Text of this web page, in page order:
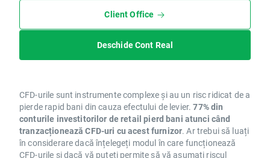
Client Office
Deschide Cont Real
CFD-urile sunt instrumente complexe și au un risc ridicat de a
pierde rapid bani din cauza efectului de levier.77% din
conturile investitorilor de retail pierd bani atunci când
tranzacționează CFD-uri cu acest furnizor. Ar trebui să luați
în considerare dacă înțelegeți modul în care funcționează
CFD-urile și dacă vă puteți permite să vă asumați riscul